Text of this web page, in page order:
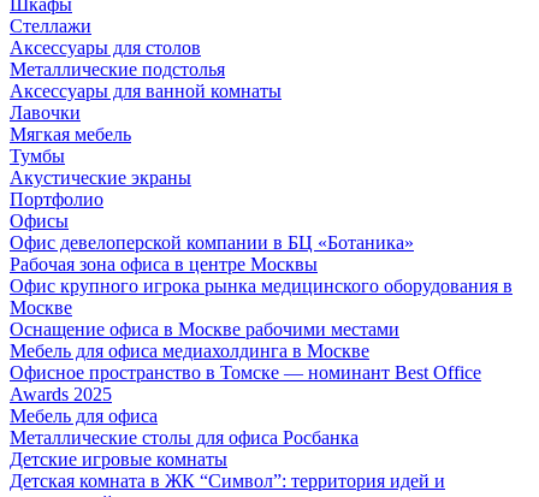
Шкафы
Стеллажи
Аксессуары для столов
Металлические подстолья
Аксессуары для ванной комнаты
Лавочки
Мягкая мебель
Тумбы
Акустические экраны
Портфолио
Офисы
Офис девелоперской компании в БЦ «Ботаника»
Рабочая зона офиса в центре Москвы
Офис крупного игрока рынка медицинского оборудования в
Москве
Оснащение офиса в Москве рабочими местами
Мебель для офиса медиахолдинга в Москве
Офисное пространство в Томске — номинант Best Office
Awards 2025
Мебель для офиса
Металлические столы для офиса Росбанка
Детские игровые комнаты
Детская комната в ЖК “Символ”: территория идей и